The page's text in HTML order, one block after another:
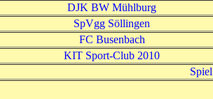
DJK BW Mühlburg
SpVgg Söllingen
FC Busenbach
KIT Sport-Club 2010